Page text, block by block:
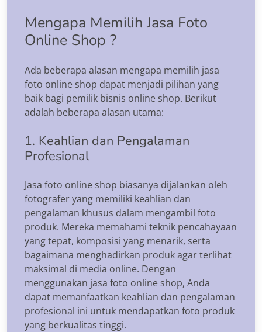
Mengapa Memilih Jasa Foto
Online Shop ?
Ada beberapa alasan mengapa memilih jasa
foto online shop dapat menjadi pilihan yang
baik bagi pemilik bisnis online shop. Berikut
adalah beberapa alasan utama:
1. Keahlian dan Pengalaman
Profesional
Jasa foto online shop biasanya dijalankan oleh
fotografer yang memiliki keahlian dan
pengalaman khusus dalam mengambil foto
produk. Mereka memahami teknik pencahayaan
yang tepat, komposisi yang menarik, serta
bagaimana menghadirkan produk agar terlihat
maksimal di media online. Dengan
menggunakan jasa foto online shop, Anda
dapat memanfaatkan keahlian dan pengalaman
profesional ini untuk mendapatkan foto produk
yang berkualitas tinggi.